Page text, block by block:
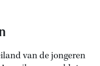
van de jongeren